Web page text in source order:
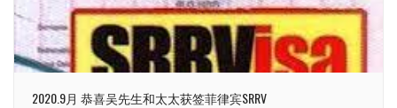
2020.9月 恭喜吴先生和太太获签菲律宾SRRV